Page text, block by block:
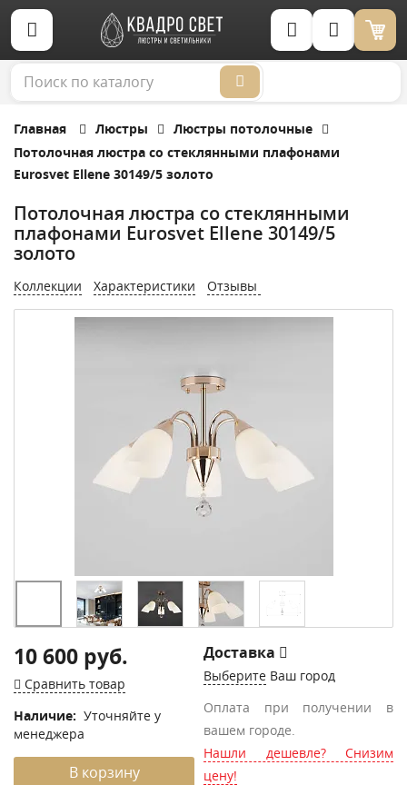
Корзина (0)
Главная Люстры
Люстры потолочные
Потолочная люстра со стеклянными плафонами
Eurosvet Ellene 30149/5 золото
Потолочная люстра со стеклянными
плафонами Eurosvet Ellene 30149/5
золото
Коллекции Характеристики Отзывы
10 600 руб.
Сравнить товар
Наличие: Уточняйте у
менеджера
В корзину
Доставка
Выберите Ваш город
Оплата при получении в
вашем городе.
Нашли дешевле? Снизим
цену!